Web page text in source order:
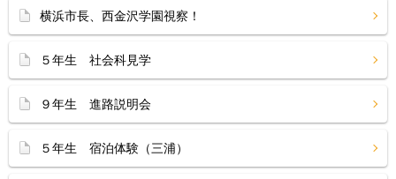
横浜市長、西金沢学園視察！
５年生 社会科見学
９年生 進路説明会
５年生 宿泊体験（三浦）